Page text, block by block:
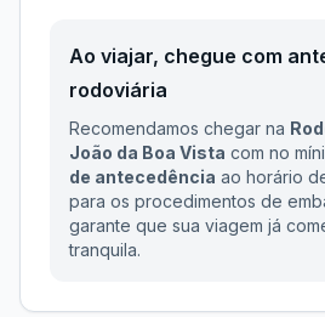
Ao viajar, chegue com
rodoviária
Recomendamos chegar na
João da Boa Vista com no
de antecedência ao horário
para os procedimentos de
garante que sua viagem já
tranquila.